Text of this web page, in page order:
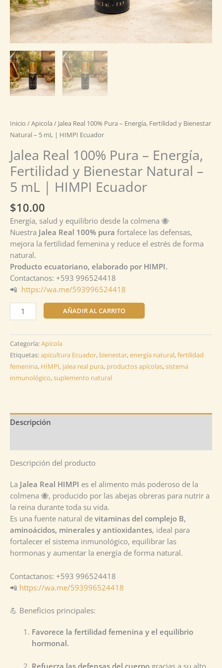
Inicio /Apicola / Jalea Real 100% Pura – Energía, Fertilidad y Bienestar
Natural – 5 mL | HIMPI Ecuador
Jalea Real 100% Pura – Energía,
Fertilidad y Bienestar Natural –
5 mL | HIMPI Ecuador
$10.00
Energía, salud y equilibrio desde la colmena 🐝
Nuestra Jalea Real 100% pura fortalece las defensas,
mejora la fertilidad femenina y reduce el estrés de forma
natural.
Producto ecuatoriano, elaborado por HIMPI.
Contactanos: +593 996524418
📲 https://wa.me/593996524418
HIMPI
Ecuador
cantidad
AÑADIR AL CARRITO
Categoría:Apicola
Etiquetas:apicultura Ecuador, bienestar,energía natural,fertilidad
femenina, HIMPI, jalea real pura, productos apícolas,sistema
inmunológico,suplemento natural
Descripción
Descripción del producto
La Jalea Real HIMPI es el alimento más poderoso de la
colmena 🐝, producido por las abejas obreras para nutrir a
la reina durante toda su vida.
Es una fuente natural de vitaminas del complejo B,
aminoácidos, minerales y antioxidantes, ideal para
fortalecer el sistema inmunológico, equilibrar las
hormonas y aumentar la energía de forma natural.
Contactanos: +593 996524418
📲 https://wa.me/593996524418
💪 Beneficios principales:
Favorece la fertilidad femenina y el equilibrio
hormonal.